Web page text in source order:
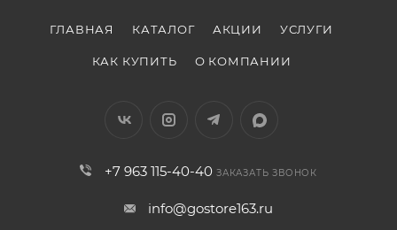
ГЛАВНАЯ КАТАЛОГ АКЦИИ УСЛУГИ
КАК КУПИТЬ О КОМПАНИИ
+7 963 115-40-40 ЗАКАЗАТЬ ЗВОНОК
info@gostore163.ru